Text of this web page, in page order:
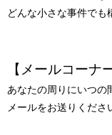
どんな小さな事件でも
【メールコーナ
あなたの周りにいつ
メールをお送りくださ